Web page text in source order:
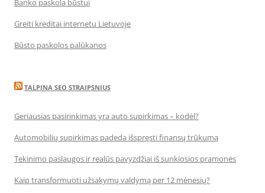
Banko paskola būstui
Greiti kreditai internetu Lietuvoje
Būsto paskolos palūkanos
TALPINA SEO STRAIPSNIUS
Geriausias pasirinkimas yra auto supirkimas – kodėl?
Automobilių supirkimas padeda išspręsti finansų trūkumą
Tekinimo paslaugos ir realūs pavyzdžiai iš sunkiosios pramonės
Kaip transformuoti užsakymų valdymą per 12 mėnesių?